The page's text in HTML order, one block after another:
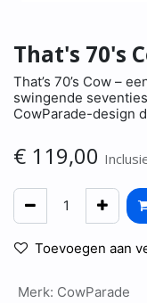
That's 70's
That’s 70’s Cow –
swingende
CowParade-design
€ 119,00
Toevoegen aan
Merk: CowParade